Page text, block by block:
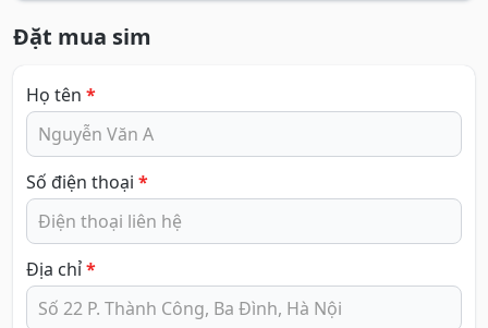
Đặt mua sim
Họ tên *
Số điện thoại *
Địa chỉ*